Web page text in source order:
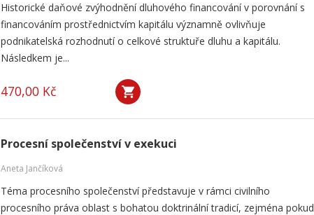
Historické daňové zvýhodnění dluhového financování v porovnání s
financováním prostřednictvím kapitálu významně ovlivňuje
podnikatelská rozhodnutí o celkové struktuře dluhu a kapitálu.
Následkem je...
470,00 Kč
Procesní společenství v exekuci
Aneta Jančíková
Téma procesního společenství představuje v rámci civilního
procesního práva oblast s bohatou doktrinální tradicí, zejména pokud